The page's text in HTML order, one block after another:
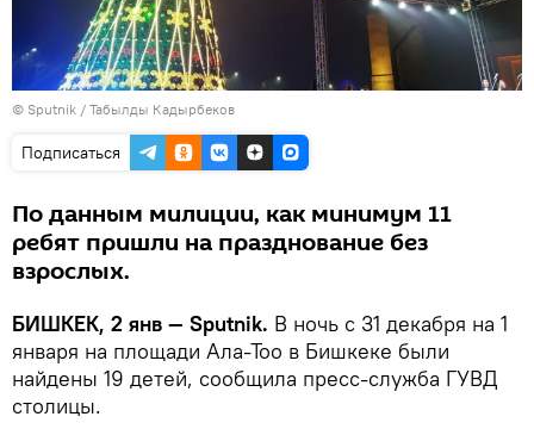
© Sputnik / Табылды Кадырбеков
Подписаться
По данным милиции, как минимум 11
ребят пришли на празднование без
взрослых.
БИШКЕК, 2 янв — Sputnik. В ночь с 31 декабря на 1
января на площади Ала-Тоо в Бишкеке были
найдены 19 детей, сообщила пресс-служба ГУВД
столицы.